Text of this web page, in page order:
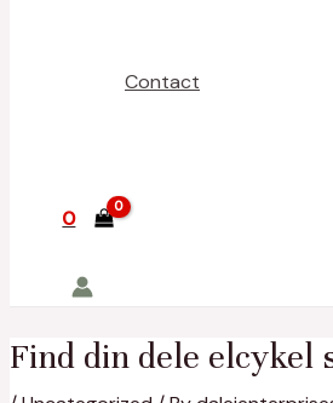
Contact
0
Find din dele elcykel